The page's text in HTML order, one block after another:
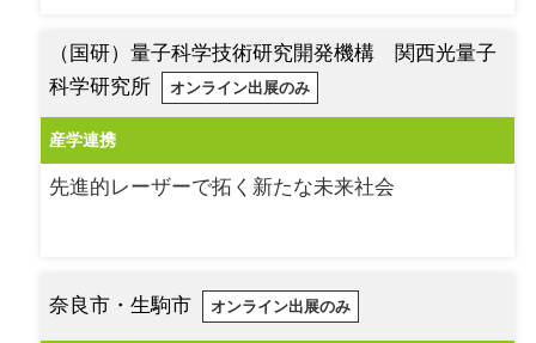
（国研）量子科学技術研究開発機構 関西光量子
科学研究所
オンライン出展のみ
産学連携
先進的レーザーで拓く新たな未来社会
奈良市・生駒市 オンライン出展のみ